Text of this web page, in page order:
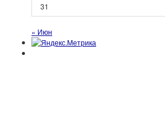
31
« Июн